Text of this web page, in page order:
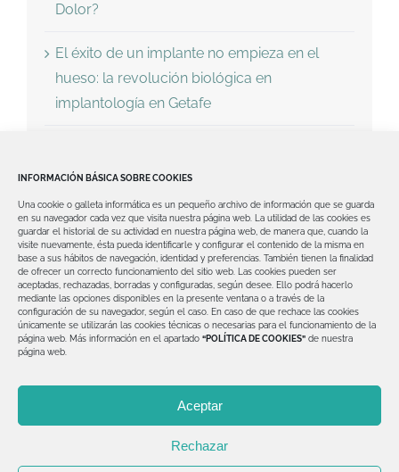
INFORMACIÓN BÁSICA SOBRE COOKIES
Una cookie o galleta informática es un pequeño archivo de información que se guarda
en su navegador cada vez que visita nuestra página web.
La utilidad de las cookies es
guardar el historial de su actividad en nuestra página web, de manera que, cuando la
visite nuevamente, ésta pueda identificarle y configurar el contenido de la misma en
base a sus hábitos de navegación, identidad y preferencias. También tienen la finalidad
de ofrecer un correcto funcionamiento del sitio web.
Las cookies pueden ser
aceptadas, rechazadas, borradas y configuradas, según desee. Ello podrá hacerlo
mediante las opciones disponibles en la presente ventana o a través de la
configuración de su navegador, según el caso. En caso de que rechace las cookies
únicamente se utilizarán las cookies técnicas o necesarias para el funcionamiento de la
página web. Más información en el apartado “POLÍTICA DE COOKIES” de nuestra
página web.
Aceptar
Rechazar
Dolor?
El éxito de un implante no empieza en el
hueso: la revolución biológica en
implantología en Getafe
avanzada para recuperar tu sonrisa
¿Te dijeron que no tienes hueso para
implantes? Implantología avanzada en
Getafe con soluciones reales
| Todos los derechos reservados | Diseñado por